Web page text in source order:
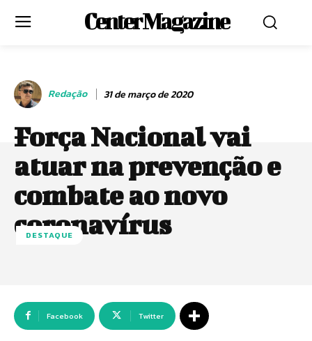
Center Magazine
Redação 31 de março de 2020
Força Nacional vai
atuar na prevenção e
combate ao novo
coronavírus
DESTAQUE
Facebook Twitter